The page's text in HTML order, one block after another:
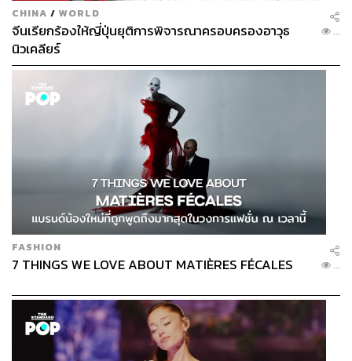
CHINA / WORLD
จีนเรียกร้องให้ญี่ปุ่นยุติการพิจารณาครอบครองอาวุธ
นิวเคลียร์
...
FASHION
7 THINGS WE LOVE ABOUT MATIÈRES FÉCALES ...